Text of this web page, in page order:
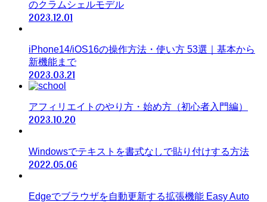
のクラムシェルモデル
2023.12.01
iPhone14/iOS16の操作方法・使い方 53選｜基本から
新機能まで
2023.03.21
アフィリエイトのやり方・始め方（初心者入門編）
2023.10.20
Windowsでテキストを書式なしで貼り付けする方法
2022.05.06
Edgeでブラウザを自動更新する拡張機能 Easy Auto